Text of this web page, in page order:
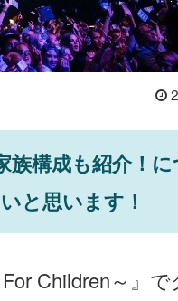
族構成も紹介！
と思います！
Children～』で